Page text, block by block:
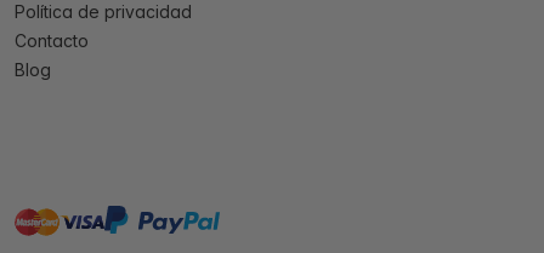
Política de privacidad
Contacto
Blog
mastervisa paypal